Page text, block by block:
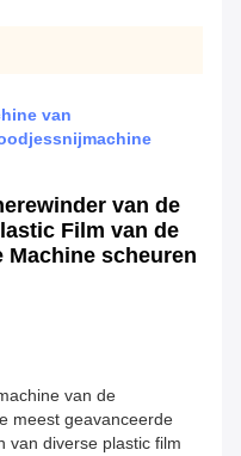
van
van de
Film van de
Machine scheuren
van de
meest geavanceerde
van diverse plastic film